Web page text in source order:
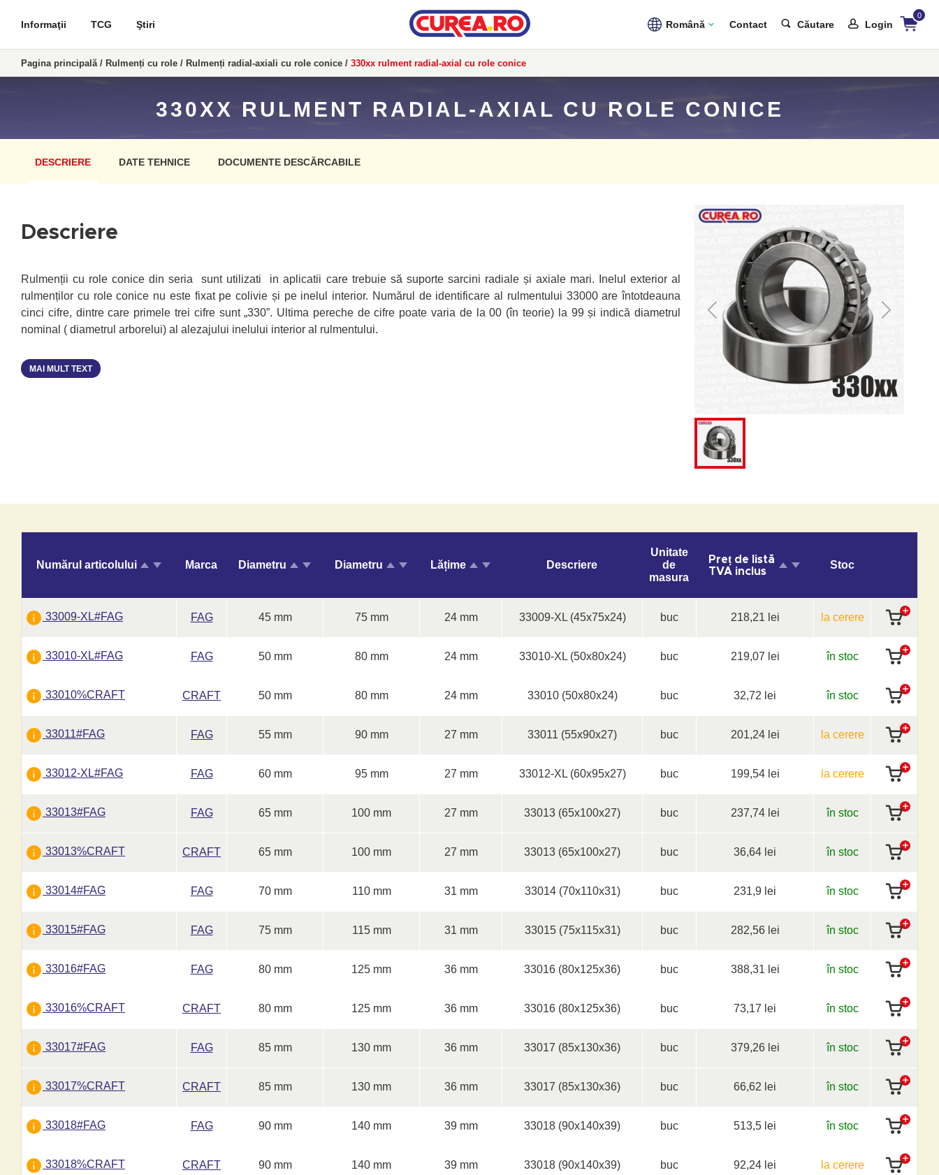
Informaţii TCG Ştiri Română Contact Căutare Login
0
Pagina principală / Rulmenți cu role / Rulmenți radial-axiali cu role conice / 330xx rulment radial-axial cu role conice
330XX RULMENT RADIAL-AXIAL CU ROLE CONICE
DESCRIERE DATE TEHNICE DOCUMENTE DESCĂRCABILE
Descriere
Rulmenții cu role conice din seria sunt utilizati in aplicatii care trebuie să suporte sarcini radiale și axiale mari. Inelul exterior al
rulmenților cu role conice nu este fixat pe colivie și pe inelul interior. Numărul de identificare al rulmentului 33000 are întotdeauna
cinci cifre, dintre care primele trei cifre sunt „330”. Ultima pereche de cifre poate varia de la 00 (în teorie) la 99 și indică diametrul
nominal ( diametrul arborelui) al alezajului inelului interior al rulmentului.
MAI MULT TEXT
Numărul articolului Marca Diametru Diametru Lățime Descriere
Unitate
de
masura
Preț de listă
TVA inclus
Stoc
33009-XL#FAG FAG 45 mm 75 mm 24 mm 33009-XL (45x75x24) buc 218,21 lei la cerere
33010-XL#FAG FAG 50 mm 80 mm 24 mm 33010-XL (50x80x24) buc 219,07 lei în stoc
33010%CRAFT CRAFT 50 mm 80 mm 24 mm 33010 (50x80x24) buc 32,72 lei în stoc
33011#FAG FAG 55 mm 90 mm 27 mm 33011 (55x90x27) buc 201,24 lei la cerere
33012-XL#FAG FAG 60 mm 95 mm 27 mm 33012-XL (60x95x27) buc 199,54 lei la cerere
33013#FAG FAG 65 mm 100 mm 27 mm 33013 (65x100x27) buc 237,74 lei în stoc
33013%CRAFT CRAFT 65 mm 100 mm 27 mm 33013 (65x100x27) buc 36,64 lei în stoc
33014#FAG FAG 70 mm 110 mm 31 mm 33014 (70x110x31) buc 231,9 lei în stoc
33015#FAG FAG 75 mm 115 mm 31 mm 33015 (75x115x31) buc 282,56 lei în stoc
33016#FAG FAG 80 mm 125 mm 36 mm 33016 (80x125x36) buc 388,31 lei în stoc
33016%CRAFT CRAFT 80 mm 125 mm 36 mm 33016 (80x125x36) buc 73,17 lei în stoc
33017#FAG FAG 85 mm 130 mm 36 mm 33017 (85x130x36) buc 379,26 lei în stoc
33017%CRAFT CRAFT 85 mm 130 mm 36 mm 33017 (85x130x36) buc 66,62 lei în stoc
33018#FAG FAG 90 mm 140 mm 39 mm 33018 (90x140x39) buc 513,5 lei în stoc
33018%CRAFT CRAFT 90 mm 140 mm 39 mm 33018 (90x140x39) buc 92,24 lei la cerere